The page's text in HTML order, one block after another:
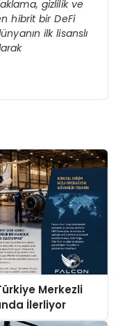
gizlilik ve
hibrit bir DeFi
ilk lisanslı
Merkezli
İlerliyor